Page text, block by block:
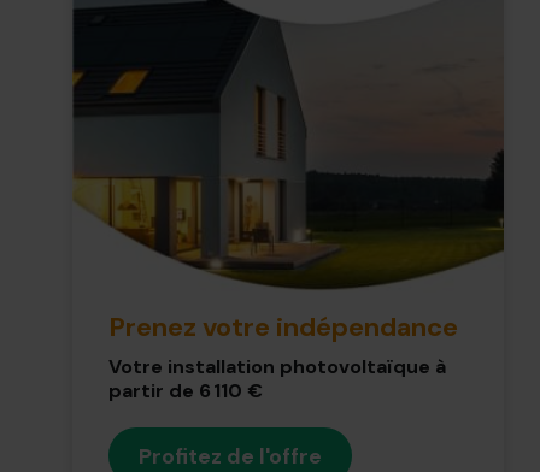
Prenez votre indépendance
Votre installation photovoltaïque à
partir de 6 110 €
Profitez de l'offre